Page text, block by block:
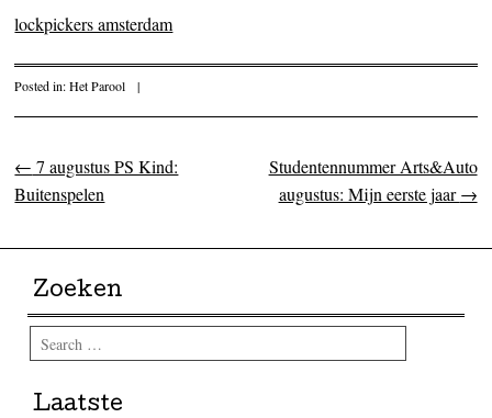
lockpickers amsterdam
Posted in:Het Parool |
Post navigation
← 7 augustus PS Kind:
Buitenspelen
Studentennummer Arts&Auto
augustus: Mijn eerste jaar→
Zoeken
Search
Laatste